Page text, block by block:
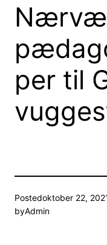
per til
Postedoktober 22,
byAdmin